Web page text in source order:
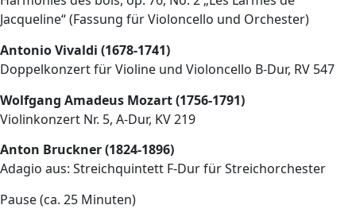
Jacqueline“ (Fassung für Violoncello und Orchester)
Antonio Vivaldi (1678-1741)
Doppelkonzert für Violine und Violoncello B-Dur, RV 547
Wolfgang Amadeus Mozart (1756-1791)
Violinkonzert Nr. 5, A-Dur, KV 219
Anton Bruckner (1824-1896)
Adagio aus: Streichquintett F-Dur für Streichorchester
Pause (ca. 25 Minuten)